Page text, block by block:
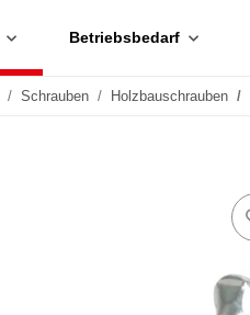
Betriebsbedarf
Schrauben Holzbauschrauben